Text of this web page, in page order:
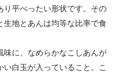
り平べったい形状です。その
生地とあんは均等な比率で食
味に、なめらかなこしあんが
白玉が入っていること。こ